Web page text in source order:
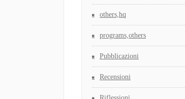
others,hq
programs,others
Pubblicazioni
Recensioni